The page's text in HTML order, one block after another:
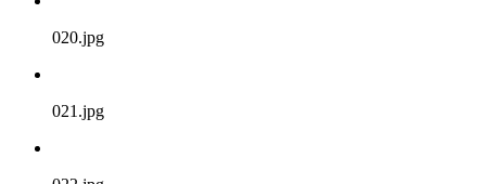
020.jpg
021.jpg